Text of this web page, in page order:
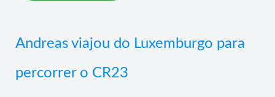
Andreas viajou do Luxemburgo para
percorrer o CR23